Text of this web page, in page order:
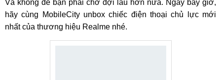
Và không để bạn phải chờ đợi lâu hơn nữa. Ngay bây giờ,
hãy cùng MobileCity unbox chiếc điện thoại chủ lực mới
nhất của thương hiệu Realme nhé.